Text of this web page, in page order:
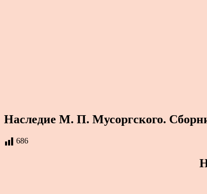
Наследие М. П. Мусоргского.
686